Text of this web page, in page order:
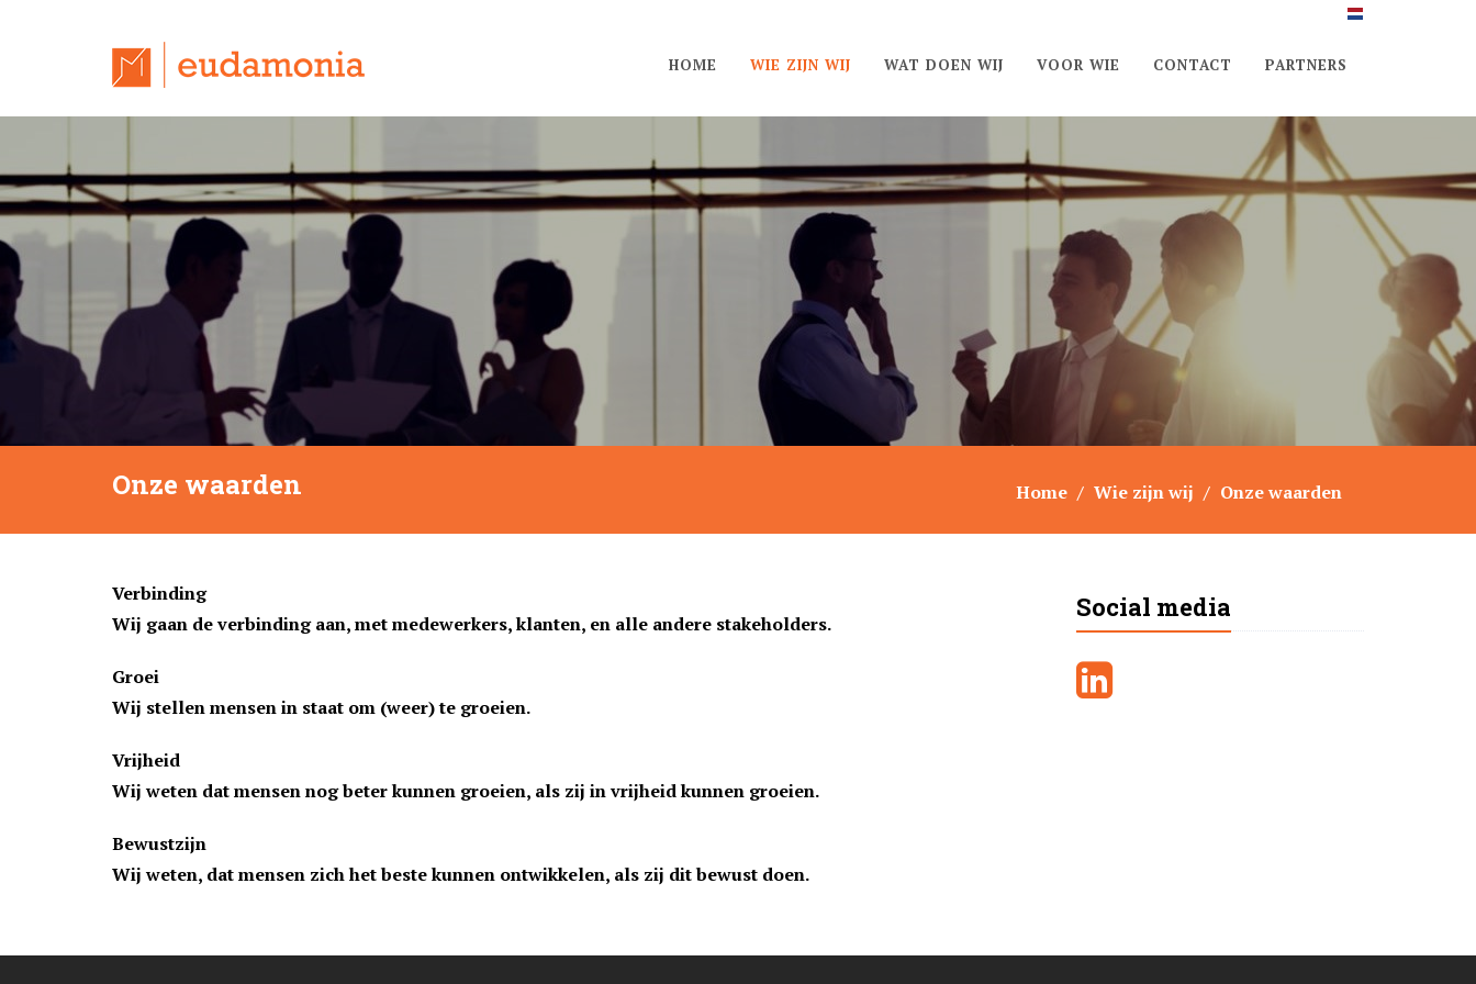
HOME WIE ZIJN WIJ WAT DOEN WIJ VOOR WIE CONTACT PARTNERS
Onze waarden Home Wie zijn wij Onze waarden
Verbinding
Wij gaan de verbinding aan, met medewerkers, klanten, en alle andere stakeholders.
Groei
Wij stellen mensen in staat om (weer) te groeien.
Vrijheid
Wij weten dat mensen nog beter kunnen groeien, als zij in vrijheid kunnen groeien.
Bewustzijn
Wij weten, dat mensen zich het beste kunnen ontwikkelen, als zij dit bewust doen.
Social media